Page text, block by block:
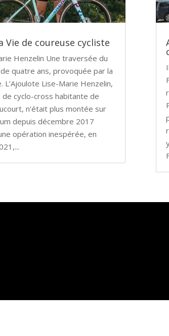
Vie de coureuse cycliste
Henzelin Une traversée du
quatre ans, provoquée par la
L’Ajoulote Lise-Marie Henzelin,
de cyclo-cross habitante de
n’était plus montée sur
depuis décembre 2017
opération inespérée, en